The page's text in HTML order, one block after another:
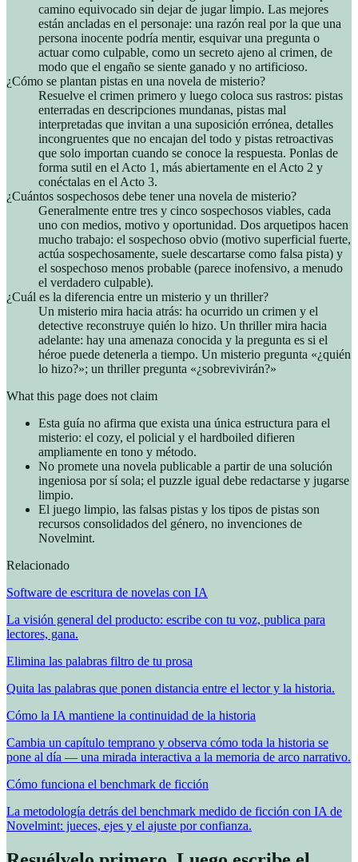
camino equivocado sin dejar de jugar limpio. Las mejores
están ancladas en el personaje: una razón real por la que una
persona inocente podría mentir, esquivar una pregunta o
actuar como culpable, como un secreto ajeno al crimen, de
modo que el engaño se siente ganado y no artificioso.
¿Cómo se plantan pistas en una novela de misterio?
Resuelve el crimen primero y luego coloca sus rastros: pistas
enterradas en descripciones mundanas, pistas mal
interpretadas que invitan a una suposición errónea, detalles
incongruentes que no encajan del todo y pistas retroactivas
que solo importan cuando se conoce la respuesta. Ponlas de
forma sutil en el Acto 1, más abiertamente en el Acto 2 y
conéctalas en el Acto 3.
¿Cuántos sospechosos debe tener una novela de misterio?
Generalmente entre tres y cinco sospechosos viables, cada
uno con medios, motivo y oportunidad. Dos arquetipos hacen
mucho trabajo: el sospechoso obvio (motivo superficial fuerte,
actúa sospechosamente, suele descartarse como falsa pista) y
el sospechoso menos probable (parece inofensivo, a menudo
el verdadero culpable).
¿Cuál es la diferencia entre un misterio y un thriller?
Un misterio mira hacia atrás: ha ocurrido un crimen y el
detective reconstruye quién lo hizo. Un thriller mira hacia
adelante: hay una amenaza conocida y la pregunta es si el
héroe puede detenerla a tiempo. Un misterio pregunta «¿quién
lo hizo?»; un thriller pregunta «¿sobrevivirán?»
What this page does not claim
Esta guía no afirma que exista una única estructura para el
misterio: el cozy, el policial y el hardboiled difieren
ampliamente en tono y método.
No promete una novela publicable a partir de una solución
ingeniosa por sí sola; el puzzle igual debe redactarse y jugarse
limpio.
El juego limpio, las falsas pistas y los tipos de pistas son
recursos consolidados del género, no invenciones de
Novelmint.
Relacionado
Software de escritura de novelas con IA
La visión general del producto: escribe con tu voz, publica para
lectores, gana.
Elimina las palabras filtro de tu prosa
Quita las palabras que ponen distancia entre el lector y la historia.
Cómo la IA mantiene la continuidad de la historia
Cambia un capítulo temprano y observa cómo toda la historia se
pone al día — una mirada interactiva a la memoria de arco narrativo.
Cómo funciona el benchmark de ficción
La metodología detrás del benchmark medido de ficción con IA de
Novelmint: jueces, ejes y el ajuste por confianza.